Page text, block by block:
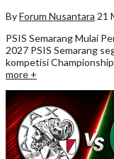
ByForum Nusantara 21
PSIS Semarang Mulai
2027 PSIS Semarang
kompetisi
more +